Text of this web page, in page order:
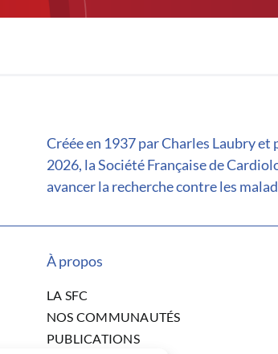
Créée en 1937 par Charles Laubry
2026, la Société Française de
avancer la recherche contre les
À propos
LA SFC
NOS COMMUNAUTÉS
PUBLICATIONS